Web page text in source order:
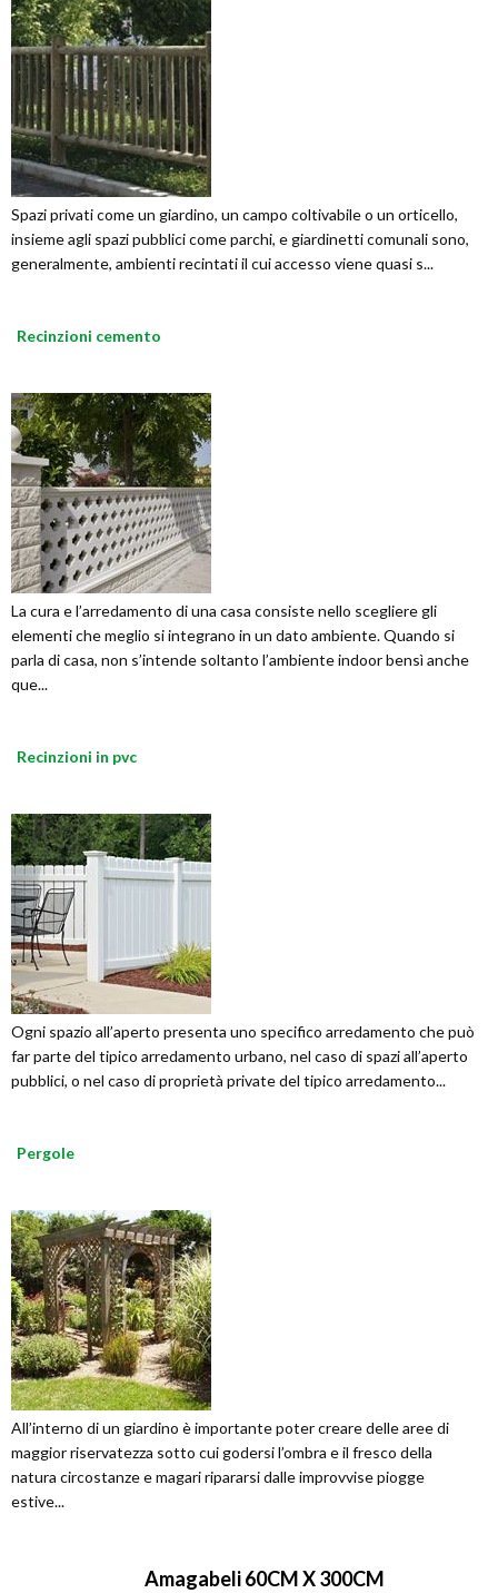
Spazi privati come un giardino, un campo coltivabile o un orticello,
insieme agli spazi pubblici come parchi, e giardinetti comunali sono,
generalmente, ambienti recintati il cui accesso viene quasi s...
Recinzioni cemento
La cura e l’arredamento di una casa consiste nello scegliere gli
elementi che meglio si integrano in un dato ambiente. Quando si
parla di casa, non s’intende soltanto l’ambiente indoor bensì anche
que...
Recinzioni in pvc
Ogni spazio all’aperto presenta uno specifico arredamento che può
far parte del tipico arredamento urbano, nel caso di spazi all’aperto
pubblici, o nel caso di proprietà private del tipico arredamento...
Pergole
All’interno di un giardino è importante poter creare delle aree di
maggior riservatezza sotto cui godersi l’ombra e il fresco della
natura circostanze e magari ripararsi dalle improvvise piogge
estive...
Amagabeli 60CM X 300CM